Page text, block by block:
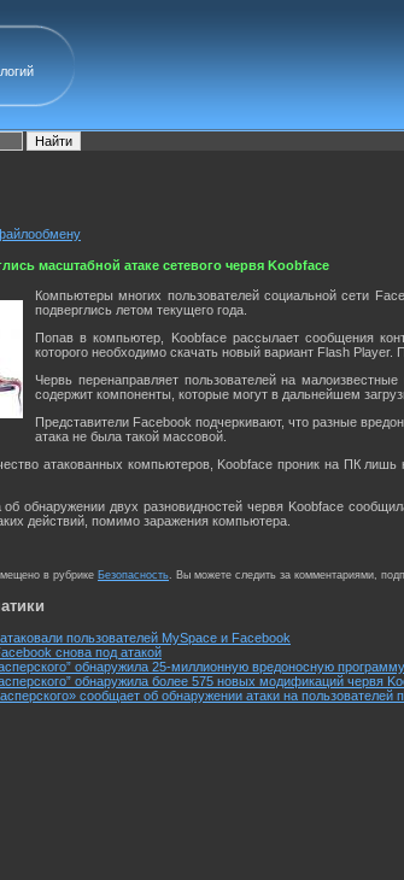
масштабной атаке сетевого червя Koobface
Компьютеры многих пользователей социальной сети
подверглись летом текущего года.
Попав в компьютер, Koobface рассылает сообщения
которого необходимо скачать новый вариант Flash
Червь перенаправляет пользователей на
содержит компоненты, которые могут в дальнейшем
Представители Facebook подчеркивают, что разные
атака не была такой массовой.
атакованных компьютеров, Koobface проник на ПК
об обнаружении двух разновидностей червя Koobface
действий, помимо заражения компьютера.
в рубрике Безопасность. Вы можете следить за комментариями,
пользователей MySpace и Facebook
снова под атакой
обнаружила 25-миллионную вредоносную программу
обнаружила более 575 новых модификаций червя
сообщает об обнаружении атаки на